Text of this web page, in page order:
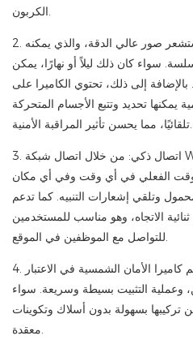
الكربون.
2. أداء عالي: هذه الكاميرا مزودة بمستشعر صور عالي الدقة، والذي يمكنه
سواء كان ذلك ليلاً أو نهارًا، يمكن
بالإضافة إلى ذلك، تحتوي الكاميرا على
تحديد وتتبع الأجسام المتحركة
تلقائيًا، مما يحسن تأثير المراقبة الأمنية.
3. اتصال ذكي: من خلال اتصال شبكة Wi-Fi أو 4G، يمكن للمستخدمين
الفعلي في أي وقت وفي أي مكان
وتلقي إشعارات التنبيه. كما تدعم
ثنائية الاتجاه، وهو مناسب للمستخدمين
للتواصل مع الموظفين في الموقع.
4. سهولة التركيب: يأخذ تصميم كاميرا الأمان الشمسية في الاعتبار
وعملية التثبيت بسيطة وسريعة. سواء
تركيبها بسهولة بدون أسلاك وتكوينات
معقدة.